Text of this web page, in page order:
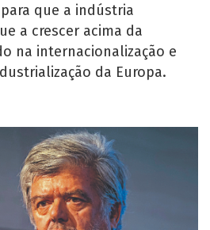
que a indústria
a crescer acima da
na internacionalização e
da Europa.